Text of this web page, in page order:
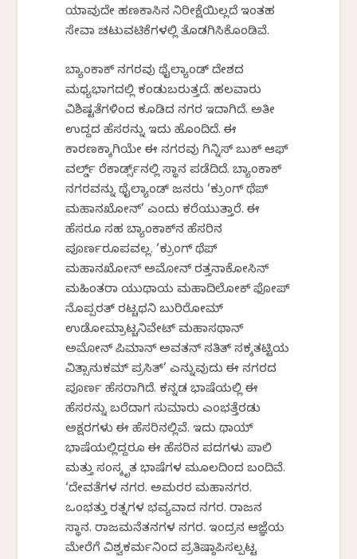
ಯಾವುದೇ ಹಣಕಾಸಿನ ನಿರೀಕ್ಷೆಯಿಲ್ಲದೆ ಇಂತಹ
ಸೇವಾ ಚಟುವಟಿಕೆಗಳಲ್ಲಿ ತೊಡಗಿಸಿಕೊಂಡಿವೆ.
ಬ್ಯಾಂಕಾಕ್ ನಗರವು ಥೈಲ್ಯಾಂಡ್ ದೇಶದ
ಮಧ್ಯಭಾಗದಲ್ಲಿ ಕಂಡುಬರುತ್ತದೆ. ಹಲವಾರು
ವಿಶಿಷ್ಟತೆಗಳಿಂದ ಕೂಡಿದ ನಗರ ಇದಾಗಿದೆ. ಅತೀ
ಉದ್ದದ ಹೆಸರನ್ನು ಇದು ಹೊಂದಿದೆ. ಈ
ಕಾರಣಕ್ಕಾಗಿಯೇ ಈ ನಗರವು ಗಿನ್ನಿಸ್ ಬುಕ್ ಆಫ್
ವರ್ಲ್ಡ್ ರೆಕಾರ್ಡ್ಸ್‌ನಲ್ಲಿ ಸ್ಥಾನ ಪಡೆದಿದೆ. ಬ್ಯಾಂಕಾಕ್
ನಗರವನ್ನು ಥೈಲ್ಯಾಂಡ್ ಜನರು ‘ಕ್ರುಂಗ್ ಥೆಪ್
ಮಹಾನಖೋನ್’ ಎಂದು ಕರೆಯುತ್ತಾರೆ. ಈ
ಹೆಸರೂ ಸಹ ಬ್ಯಾಂಕಾಕ್‌ನ ಹೆಸರಿನ
ಪೂರ್ಣರೂಪವಲ್ಲ. ‘ಕ್ರುಂಗ್ ಥೆಪ್
ಮಹಾನಖೋನ್ ಅಮೋನ್ ರತ್ತನಾಕೋಸಿನ್
ಮಹಿಂತರಾ ಯುಥಾಯ ಮಹಾದಿಲೋಕ್ ಫೋಪ್
ನೊಪ್ಪರತ್ ರಟ್ಚಥನಿ ಬುರಿರೋಮ್
ಉಡೋಮ್ರಾಟ್ಚನಿವೇಟ್ ಮಹಾಸಥಾನ್
ಅಮೋನ್ ಪಿಮಾನ್ ಅವತನ್ ಸತಿತ್ ಸಕ್ಕತಟ್ಟಿಯ
ವಿತ್ಸಾನುಕಮ್ ಪ್ರಸಿತ್’ ಎನ್ನುವುದು ಈ ನಗರದ
ಪೂರ್ಣ ಹೆಸರಾಗಿದೆ. ಕನ್ನಡ ಭಾಷೆಯಲ್ಲಿ ಈ
ಹೆಸರನ್ನು ಬರೆದಾಗ ಸುಮಾರು ಎಂಭತ್ತೆರಡು
ಅಕ್ಷರಗಳು ಈ ಹೆಸರಿನಲ್ಲಿವೆ. ಇದು ಥಾಯ್
ಭಾಷೆಯಲ್ಲಿದ್ದರೂ ಈ ಹೆಸರಿನ ಪದಗಳು ಪಾಲಿ
ಮತ್ತು ಸಂಸ್ಕೃತ ಭಾಷೆಗಳ ಮೂಲದಿಂದ ಬಂದಿವೆ.
‘ದೇವತೆಗಳ ನಗರ. ಅಮರರ ಮಹಾನಗರ.
ಒಂಭತ್ತು ರತ್ನಗಳ ಭವ್ಯವಾದ ನಗರ. ರಾಜನ
ಸ್ಥಾನ. ರಾಜಮನೆತನಗಳ ನಗರ. ಇಂದ್ರನ ಆಜ್ಞೆಯ
ಮೇರೆಗೆ ವಿಶ್ವಕರ್ಮನಿಂದ ಪ್ರತಿಷ್ಠಾಪಿಸಲ್ಪಟ್ಟ